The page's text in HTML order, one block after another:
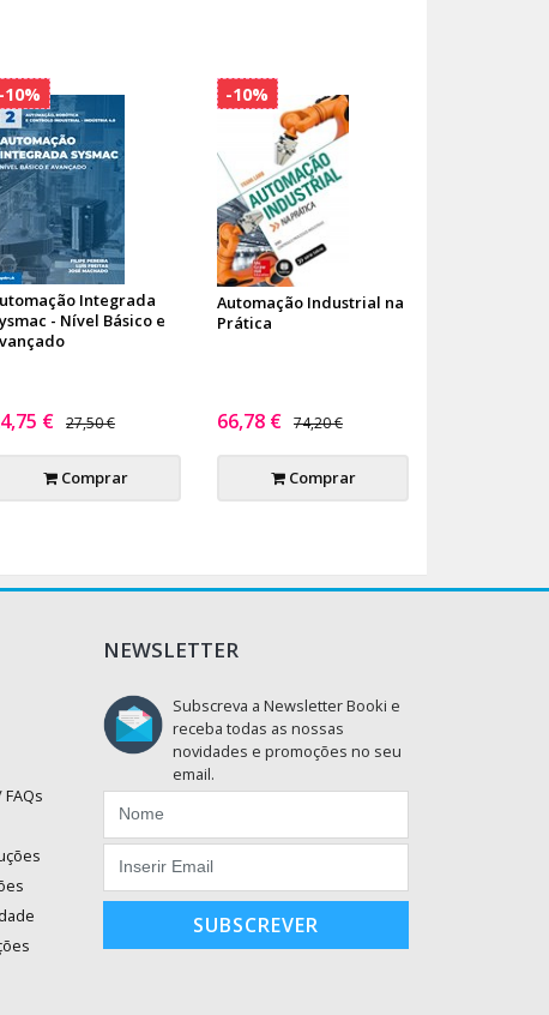
Integrada
- Nível Básico e
€ 27,50 €
Comprar
-10%
Automação Industrial na
Prática
66,78 € 74,20 €
Comprar
-10%
NEWSLETTER
Subscreva a Newsletter Booki e
receba todas as nossas
novidades e promoções no seu
email.
SUBSCREVER